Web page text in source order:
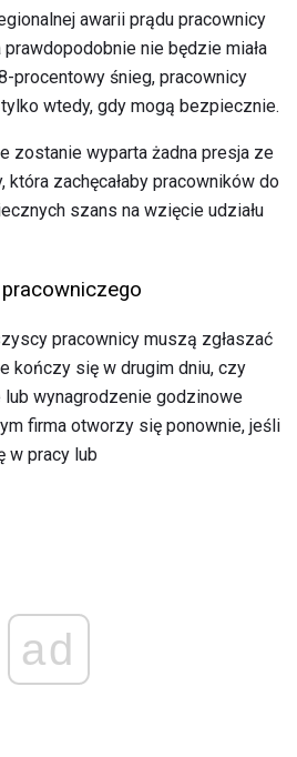
awarii prądu pracownicy
nie będzie miała
procentowy śnieg, pracownicy
wtedy, gdy mogą bezpiecznie.
zostanie wyparta żadna presja ze
która zachęcałaby pracowników do
szans na wzięcie udziału
pracowniczego
pracownicy muszą zgłaszać
kończy się w drugim dniu, czy
lub wynagrodzenie godzinowe
firma otworzy się ponownie, jeśli
w pracy lub
ad